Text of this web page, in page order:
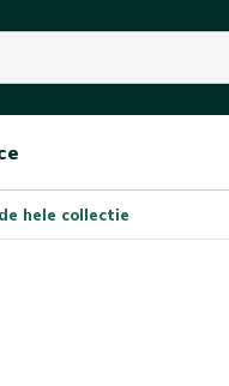
hele collectie